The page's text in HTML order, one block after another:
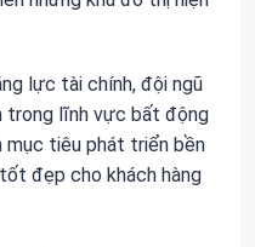
lực tài chính, đội ngũ
trong lĩnh vực bất động
mục tiêu phát triển bền
đẹp cho khách hàng